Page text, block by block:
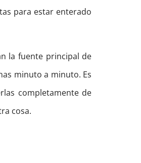
para estar enterado
la fuente principal de
minuto a minuto. Es
completamente de
cosa.